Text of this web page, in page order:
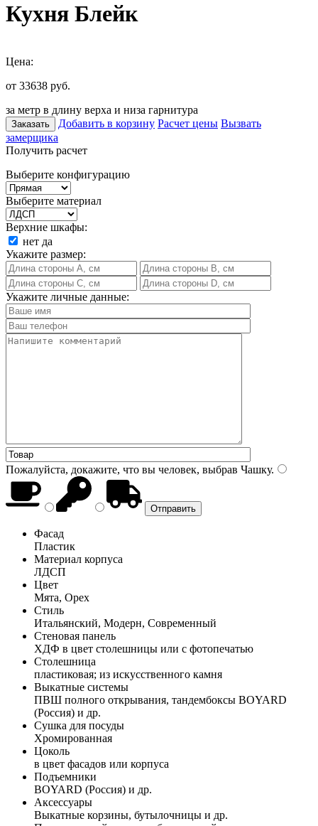
Кухня Блейк
Цена:
от 33638 руб.
за метр в длину верха и низа гарнитура
Заказать Добавить в корзину Расчет цены Вызвать
замерщика
Получить расчет
Выберите конфигурацию
Выберите материал
Верхние шкафы:
нет да
Укажите размер:
Укажите личные данные:
Пожалуйста, докажите, что вы человек, выбрав Чашку.
Фасад
Пластик
Материал корпуса
ЛДСП
Цвет
Мята, Орех
Стиль
Итальянский, Модерн, Современный
Стеновая панель
ХДФ в цвет столешницы или с фотопечатью
Столешница
пластиковая; из искусственного камня
Выкатные системы
ПВШ полного открывания, тандембоксы BOYARD
(Россия) и др.
Сушка для посуды
Хромированная
Цоколь
в цвет фасадов или корпуса
Подъемники
BOYARD (Россия) и др.
Аксессуары
Выкатные корзины, бутылочницы и др.